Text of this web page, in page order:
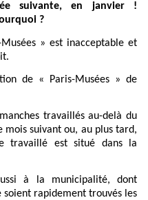
suivante, en janvier !
?
» est inacceptable et
de « Paris-Musées » de
travaillés au-delà du
mois suivant ou, au plus tard,
travaillé est situé dans la
à la municipalité, dont
soient rapidement trouvés les